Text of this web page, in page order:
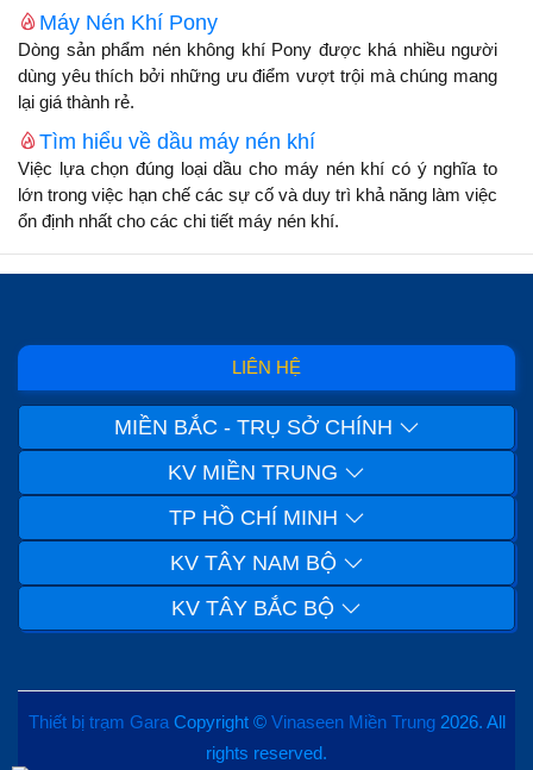
Máy Nén Khí Pony
Dòng sản phẩm nén không khí Pony được khá nhiều người
dùng yêu thích bởi những ưu điểm vượt trội mà chúng mang
lại giá thành rẻ.
Tìm hiểu về dầu máy nén khí
Việc lựa chọn đúng loại dầu cho máy nén khí có ý nghĩa to
lớn trong việc hạn chế các sự cố và duy trì khả năng làm việc
ổn định nhất cho các chi tiết máy nén khí.
LIÊN HỆ
MIỀN BẮC - TRỤ SỞ CHÍNH
KV MIỀN TRUNG
TP HỒ CHÍ MINH
KV TÂY NAM BỘ
KV TÂY BẮC BỘ
Thiết bị trạm GaraCopyright © Vinaseen Miền Trung2026. All
rights reserved.